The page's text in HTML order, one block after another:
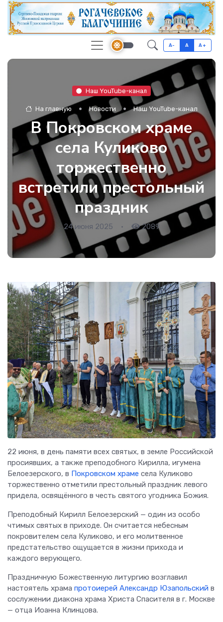
A- A A+
Наш YouTube-канал
На главную Новости Наш YouTube-канал
В Покровском храме
села Куликово
торжественно
встретили престольный
праздник
24 июня 2025 • 2089
22 июня, в день памяти всех святых, в земле Российской
просиявших, а также преподобного Кирилла, игумена
Белоезерского, в Покровском храме села Куликово
торжественно отметили престольный праздник левого
придела, освящённого в честь святого угодника Божия.
Преподобный Кирилл Белоезерский — один из особо
чтимых святых в приходе. Он считается небесным
покровителем села Куликово, и его молитвенное
предстательство ощущается в жизни прихода и
каждого верующего.
Праздничную Божественную литургию возглавил
настоятель храма протоиерей Александр Юзапольский в
сослужении диакона храма Христа Спасителя в г. Москве
— отца Иоанна Клинцова.